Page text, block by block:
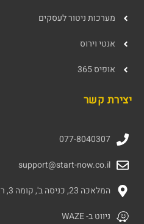
מערכות ניטור לעסקים
אנטי וירוס
אופיס 365
יצירת קשר
077-8040307
support@start-now.co.il
המלאכה 23, כניסה ב', קומה 3, ראש העין (פארק אפק)
ניווט ב- WAZE